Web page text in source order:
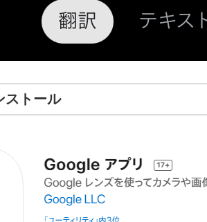
ストール